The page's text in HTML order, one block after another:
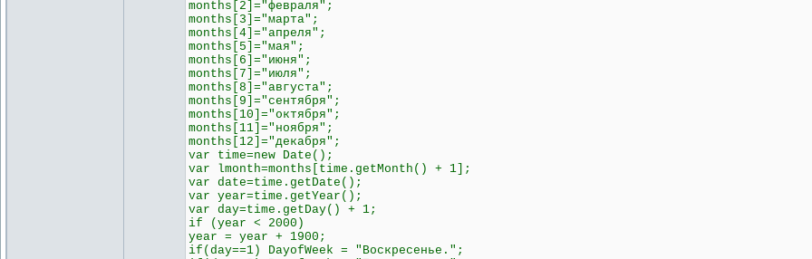
months[2]="февраля";
months[3]="марта";
months[4]="апреля";
months[5]="мая";
months[6]="июня";
months[7]="июля";
months[8]="августа";
months[9]="сентября";
months[10]="октября";
months[11]="ноября";
months[12]="декабря";
var time=new Date();
var lmonth=months[time.getMonth() + 1];
var date=time.getDate();
var year=time.getYear();
var day=time.getDay() + 1;
if (year < 2000)
year = year + 1900;
if(day==1) DayofWeek = "Воскресенье.";